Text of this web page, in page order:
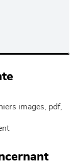
images, pdf,